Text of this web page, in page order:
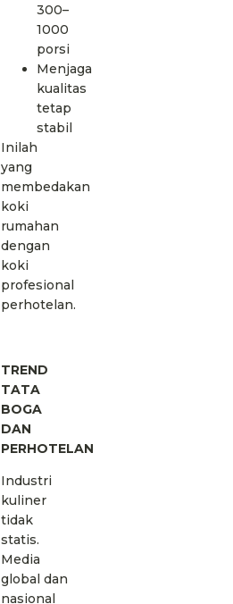
300–
1000
porsi
Menjaga
kualitas
tetap
stabil
Inilah
yang
membedakan
koki
rumahan
dengan
koki
profesional
perhotelan.
TREND
TATA
BOGA
DAN
PERHOTELAN
Industri
kuliner
tidak
statis.
Media
global dan
nasional